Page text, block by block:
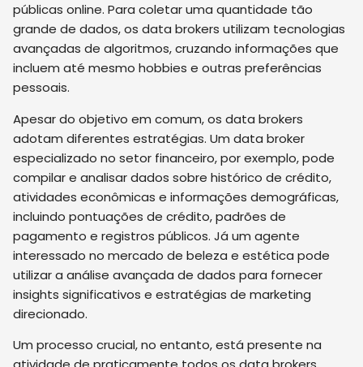
públicas online. Para coletar uma quantidade tão
grande de dados, os data brokers utilizam tecnologias
avançadas de algoritmos, cruzando informações que
incluem até mesmo hobbies e outras preferências
pessoais.
Apesar do objetivo em comum, os data brokers
adotam diferentes estratégias. Um data broker
especializado no setor financeiro, por exemplo, pode
compilar e analisar dados sobre histórico de crédito,
atividades econômicas e informações demográficas,
incluindo pontuações de crédito, padrões de
pagamento e registros públicos. Já um agente
interessado no mercado de beleza e estética pode
utilizar a análise avançada de dados para fornecer
insights significativos e estratégias de marketing
direcionado.
Um processo crucial, no entanto, está presente na